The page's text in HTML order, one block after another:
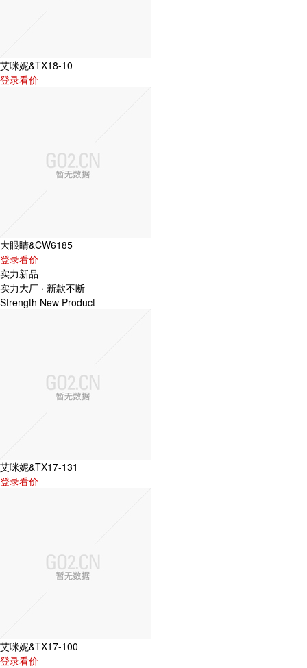
艾咪妮&TX18-10
登录看价
大眼睛&CW6185
登录看价
实力新品
实力大厂 · 新款不断
Strength New Product
艾咪妮&TX17-131
登录看价
艾咪妮&TX17-100
登录看价